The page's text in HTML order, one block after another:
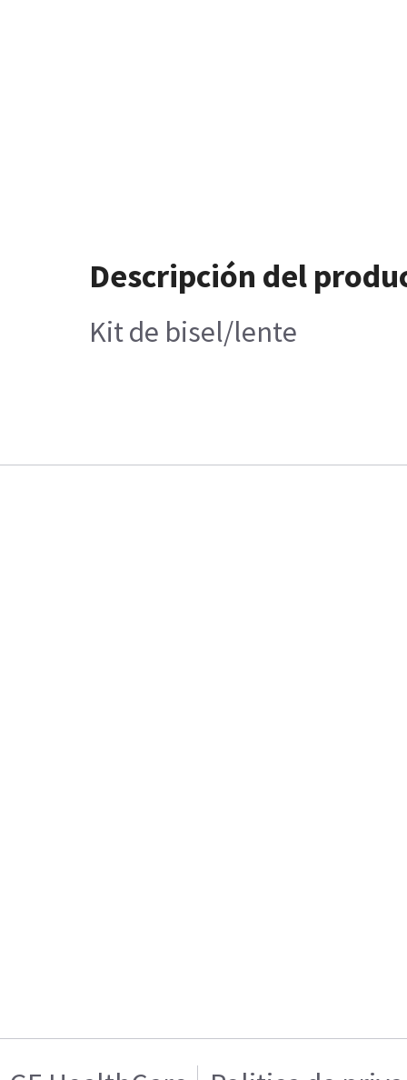
Descripción del
Kit de bisel/lente